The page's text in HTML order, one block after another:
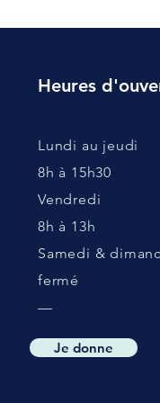
Heures
Lundi au jeudi
8h à 15h30
Vendredi
8h à 13h
Samedi &
fermé
—
Je donne